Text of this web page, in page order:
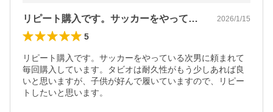
リピート購入です。サッカーをやっている… 2026/1/15
5
リピート購入です。サッカーをやっている次男に頼まれて
毎回購入しています。タビオは耐久性がもう少しあれば良
いと思いますが、子供が好んで履いていますので、リピー
トしたいと思います。